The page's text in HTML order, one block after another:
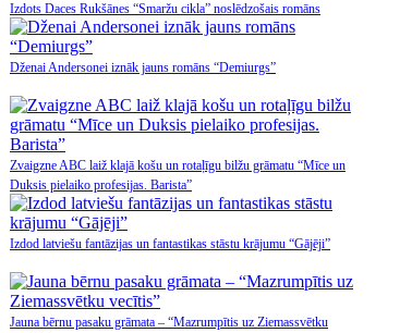
Izdots Daces Rukšānes “Smaržu cikla” noslēdzošais romāns
Dženai Andersonei iznāk jauns romāns “Demiurgs”
Zvaigzne ABC laiž klajā košu un rotaļīgu bilžu grāmatu “Mīce un
Duksis pielaiko profesijas. Barista”
Izdod latviešu fantāzijas un fantastikas stāstu krājumu “Gājēji”
Jauna bērnu pasaku grāmata – “Mazrumpītis uz Ziemassvētku